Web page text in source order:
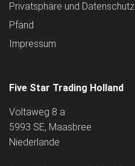
Privatsphäre und Datenschutz
Pfand
Impressum
Five Star Trading Holland
Voltaweg 8 a
5993 SE, Maasbree
Niederlande